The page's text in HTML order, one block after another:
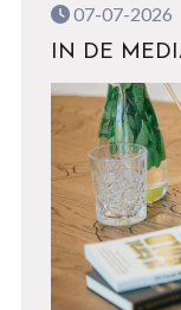
07-07-2026
IN DE